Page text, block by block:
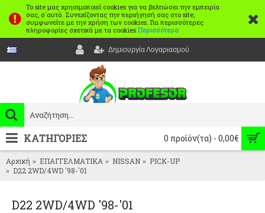
Το site μας χρησιμοποιεί cookies για να βελτιώσει την εμπειρία
σας, σ΄αυτό. Συνεχίζοντας την περιήγησή σας στο site,
συμφωνείτε με την χρήση των cookies. Για περισσότερες
πληροφορίες σχετικά με τα cookies Περισσότερα
Δημιουργία Λογαριασμού
0 προϊόν(τα) - 0,00€
ΚΑΤΗΓΟΡΙΕΣ
Αρχική ΕΠΑΓΓΕΛΜΑΤΙΚΑ NISSAN
PICK-UP
D22 2WD/4WD '98-'01
D22 2WD/4WD '98-'01